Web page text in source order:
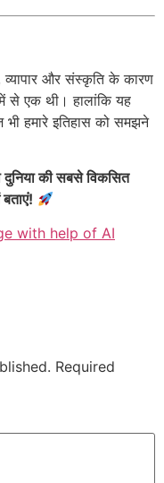
व्यापार और संस्कृति के कारण
से एक थी। हालांकि यह
हमारे इतिहास को समझने
दुनिया की सबसे विकसित
with help of AI
Required